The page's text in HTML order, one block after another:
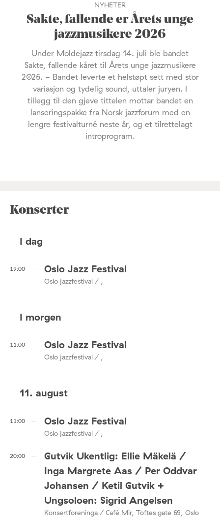
NYHETER
Sakte, fallende er Årets unge
jazzmusikere 2026
Under Moldejazz tirsdag 14. juli ble bandet
Sakte, fallende kåret til Årets unge jazzmusikere
2026. - Bandet leverte et helstøpt sett med stor
variasjon og tydelig sound, uttaler juryen. I
tillegg til den gjeve tittelen mottar bandet en
lanseringspakke fra Norsk jazzforum med en
lengre festivalturné neste år, og et tilrettelagt
introprogram.
Konserter
I dag
19:00 Oslo Jazz Festival
Oslo jazzfestival / ,
I morgen
11:00 Oslo Jazz Festival
Oslo jazzfestival / ,
11. august
11:00 Oslo Jazz Festival
Oslo jazzfestival / ,
20:00
Gutvik Ukentlig: Ellie Mäkelä /
Inga Margrete Aas / Per Oddvar
Johansen / Ketil Gutvik +
Ungsoloen: Sigrid Angelsen
Konsertforeninga / Café Mir, Toftes gate 69, Oslo